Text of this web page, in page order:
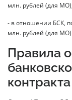
млн. рублей (для
- в отношении БСК,
млн. рублей (для
Правила